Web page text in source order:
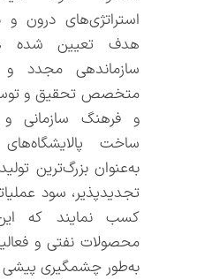
استراتژی‌های درون و
هدف تعیین شده
متخصص تحقیق و
و فرهنگ سازمانی و
ساخت
به‌عنوان بزرگ‌ترین
تجدیدپذیر، سود
کسب نمایند که
محصولات نفتی و
به‌طور چشمگیری